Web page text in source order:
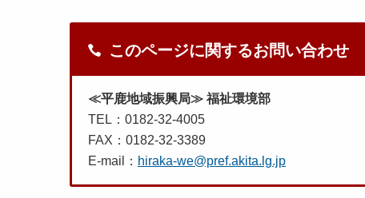
このページに関するお問い合わせ
≪平鹿地域振興局≫ 福祉環境部
TEL：0182-32-4005
FAX：0182-32-3389
E-mail： hiraka-we@pref.akita.lg.jp